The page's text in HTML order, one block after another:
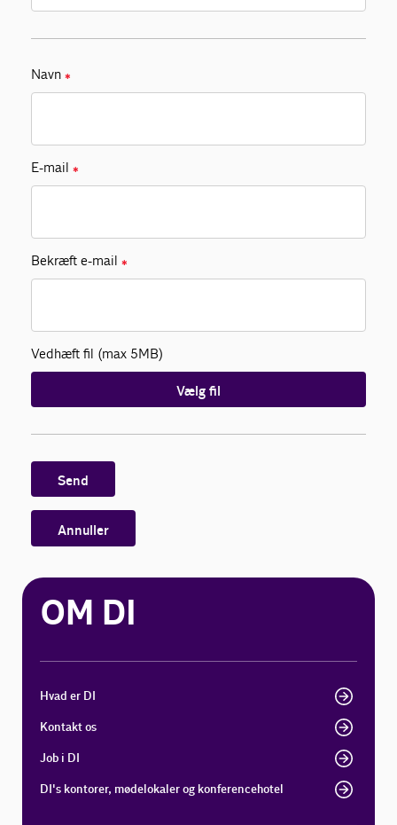
Navn ✱
E-mail ✱
Bekræft e-mail ✱
Vedhæft fil (max 5MB)
Vælg fil
Send
Annuller
OM DI
Hvad er DI
Kontakt os
Job i DI
DI's kontorer, mødelokaler og konferencehotel